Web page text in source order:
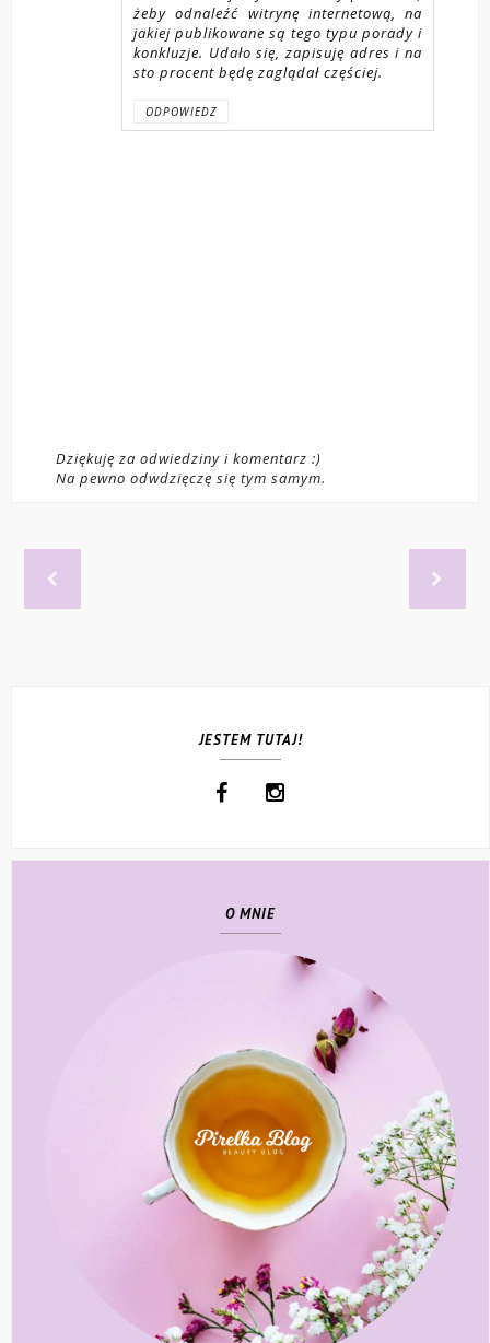
żeby odnaleźć witrynę internetową, na
jakiej publikowane są tego typu porady i
konkluzje. Udało się, zapisuję adres i na
sto procent będę zaglądał częściej.
ODPOWIEDZ
Dziękuję za odwiedziny i komentarz :)
Na pewno odwdzięczę się tym samym.
JESTEM TUTAJ!
O MNIE